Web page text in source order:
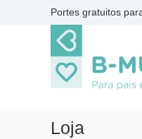
Portes gratuitos
Loja